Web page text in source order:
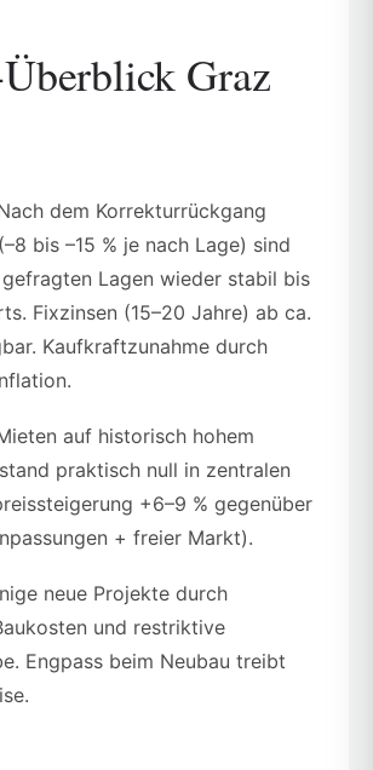
Graz
dem Korrekturrückgang
bis –15 % je nach Lage) sind
Lagen wieder stabil bis
Fixzinsen (15–20 Jahre) ab ca.
Kaufkraftzunahme durch
auf historisch hohem
praktisch null in zentralen
+6–9 % gegenüber
+ freier Markt).
neue Projekte durch
und restriktive
Engpass beim Neubau treibt